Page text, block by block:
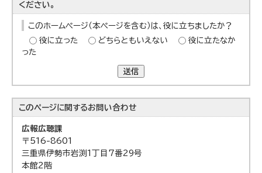
ください。
このホームページ（本ページを含む）は、役に立ちましたか？
役に立った
どちらともいえない
役に立たなか
った
送信
このページに関するお問い合わせ
広報広聴課
〒516-8601
三重県伊勢市岩渕1丁目7番29号
本館2階